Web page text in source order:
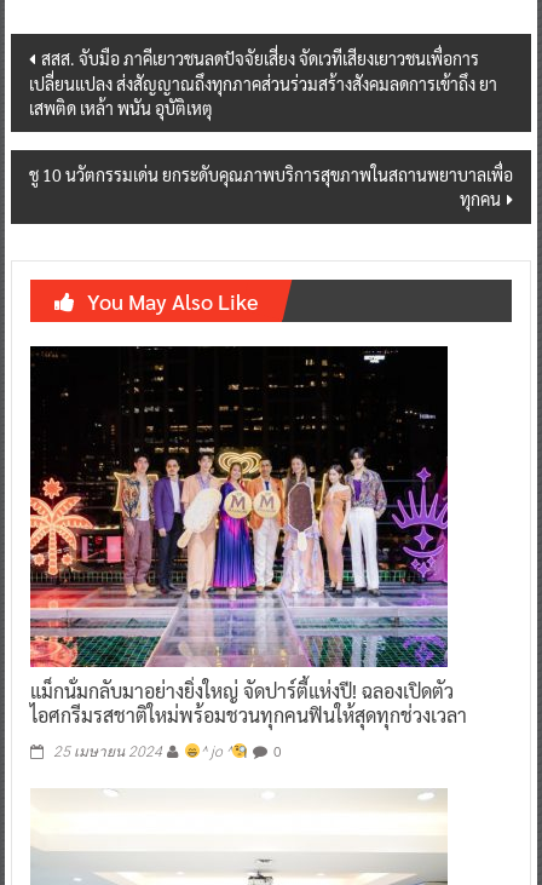
Post
navigation
สสส. จับมือ ภาคีเยาวชนลดปัจจัยเสี่ยง จัดเวทีเสียงเยาวชนเพื่อการ
เปลี่ยนแปลง ส่งสัญญาณถึงทุกภาคส่วนร่วมสร้างสังคมลดการเข้าถึง ยา
เสพติด เหล้า พนัน อุบัติเหตุ
ชู 10 นวัตกรรมเด่น ยกระดับคุณภาพบริการสุขภาพในสถานพยาบาลเพื่อ
ทุกคน
You May Also Like
แม็กนั่มกลับมาอย่างยิ่งใหญ่ จัดปาร์ตี้แห่งปี! ฉลองเปิดตัว
ไอศกรีมรสชาติใหม่พร้อมชวนทุกคนฟินให้สุดทุกช่วงเวลา
25 เมษายน 2024 ^ jo ^ 0